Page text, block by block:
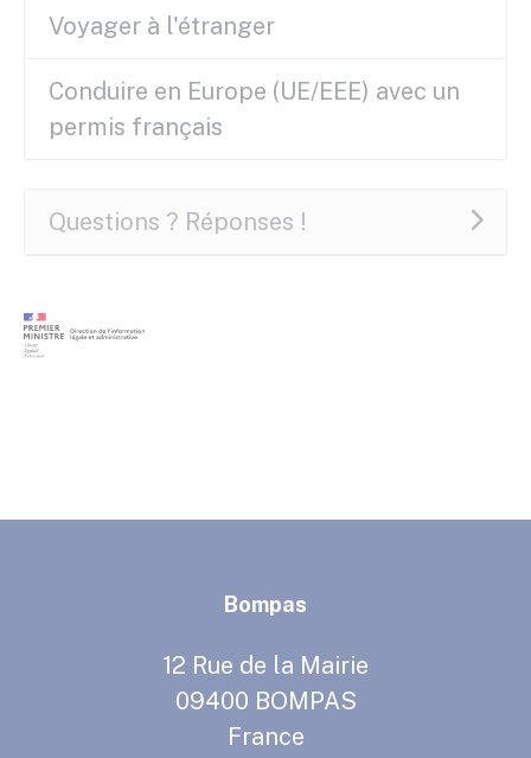
Voyager à l'étranger
Conduire en Europe (UE/EEE) avec un
permis français
Questions ? Réponses !
Bompas
12 Rue de la Mairie
09400 BOMPAS
France